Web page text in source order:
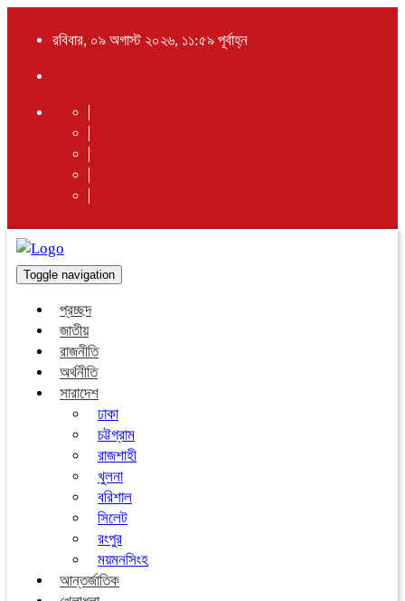
রবিবার, ০৯ অগাস্ট ২০২৬, ১১:৫৯ পূর্বাহ্ন
Toggle navigation
প্রচ্ছদ
জাতীয়
রাজনীতি
অর্থনীতি
সারাদেশ
ঢাকা
চট্টগ্রাম
রাজশাহী
খুলনা
বরিশাল
সিলেট
রংপুর
ময়মনসিংহ
আন্তর্জাতিক